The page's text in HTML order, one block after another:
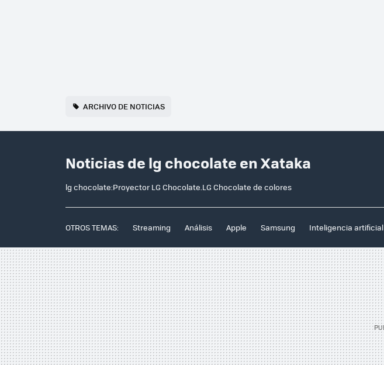
ARCHIVO DE NOTICIAS
Noticias de lg chocolate en Xataka
lg chocolate:Proyector LG Chocolate.LG Chocolate de colores
OTROS TEMAS: Streaming Análisis Apple Samsung Inteligencia artificial